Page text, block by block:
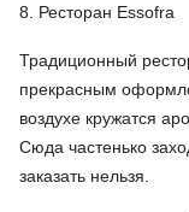
8. Ресторан Essofra
Традиционный
прекрасным
воздухе кружатся
Сюда частенько
заказать нельзя.